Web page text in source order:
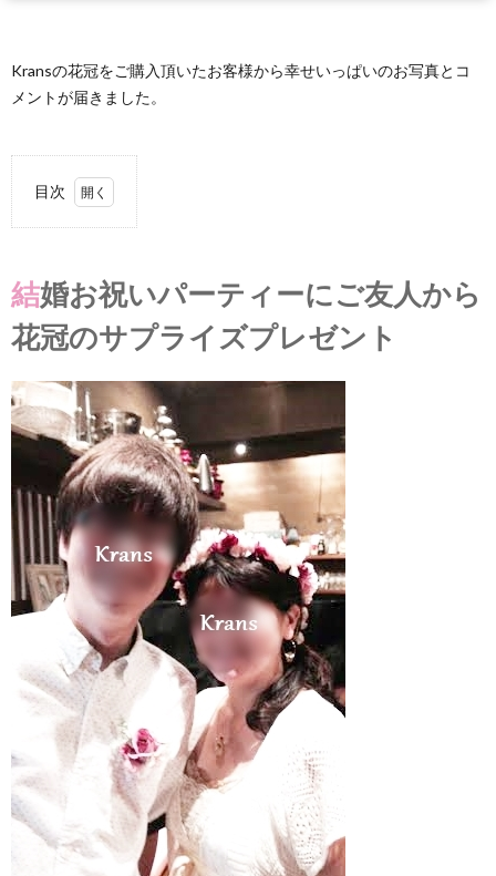
Kransの花冠をご購入頂いたお客様から幸せいっぱいのお写真とコ
メントが届きました。
目次
1.
いパ
ーテ
ィー
にご
から
花冠
のサ
プラ
イズ
プレ
ゼン
ト
お客様
からの
メッセ
ージ
1.2.
オーダ
ーいた
だいた
花冠・
レット
結婚お祝いパーティーにご友人から
花冠のサプライズプレゼント